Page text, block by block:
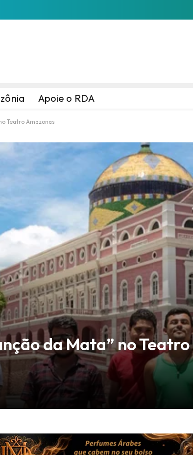
Apoie o RDA
Teatro Amazonas
da Mata” no Teatro